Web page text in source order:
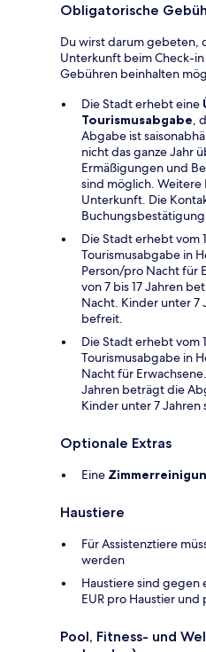
Obligatorische
Du wirst darum gebeten,
Unterkunft beim Check-
Gebühren beinhalten
Die Stadt erhebt eine
Tourismusabgabe,
Abgabe ist
nicht das ganze Jahr
Ermäßigungen und
sind möglich.
Unterkunft. Die
Die Stadt erhebt vom
Tourismusabgabe in
Person/pro Nacht für
von 7 bis 17 Jahren
Nacht. Kinder unter 7
befreit.
Die Stadt erhebt vom
Tourismusabgabe in
Nacht für
Jahren beträgt die
Kinder unter 7
Optionale Extras
Eine
Haustiere
Für Assistenztiere
werden
Haustiere sind gegen
EUR pro Haustier
Pool, Fitness- und